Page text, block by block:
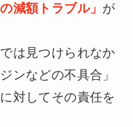
減額トラブル」 が
は見つけられなか
ンなどの不具合」
対してその責任を